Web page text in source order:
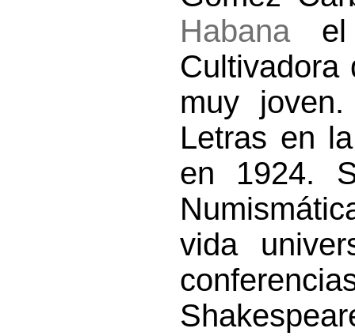
Habanael
Cultivadora
muy
Letras en
en 1924.
vida